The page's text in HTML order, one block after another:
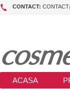
CONTACT:
ACASA